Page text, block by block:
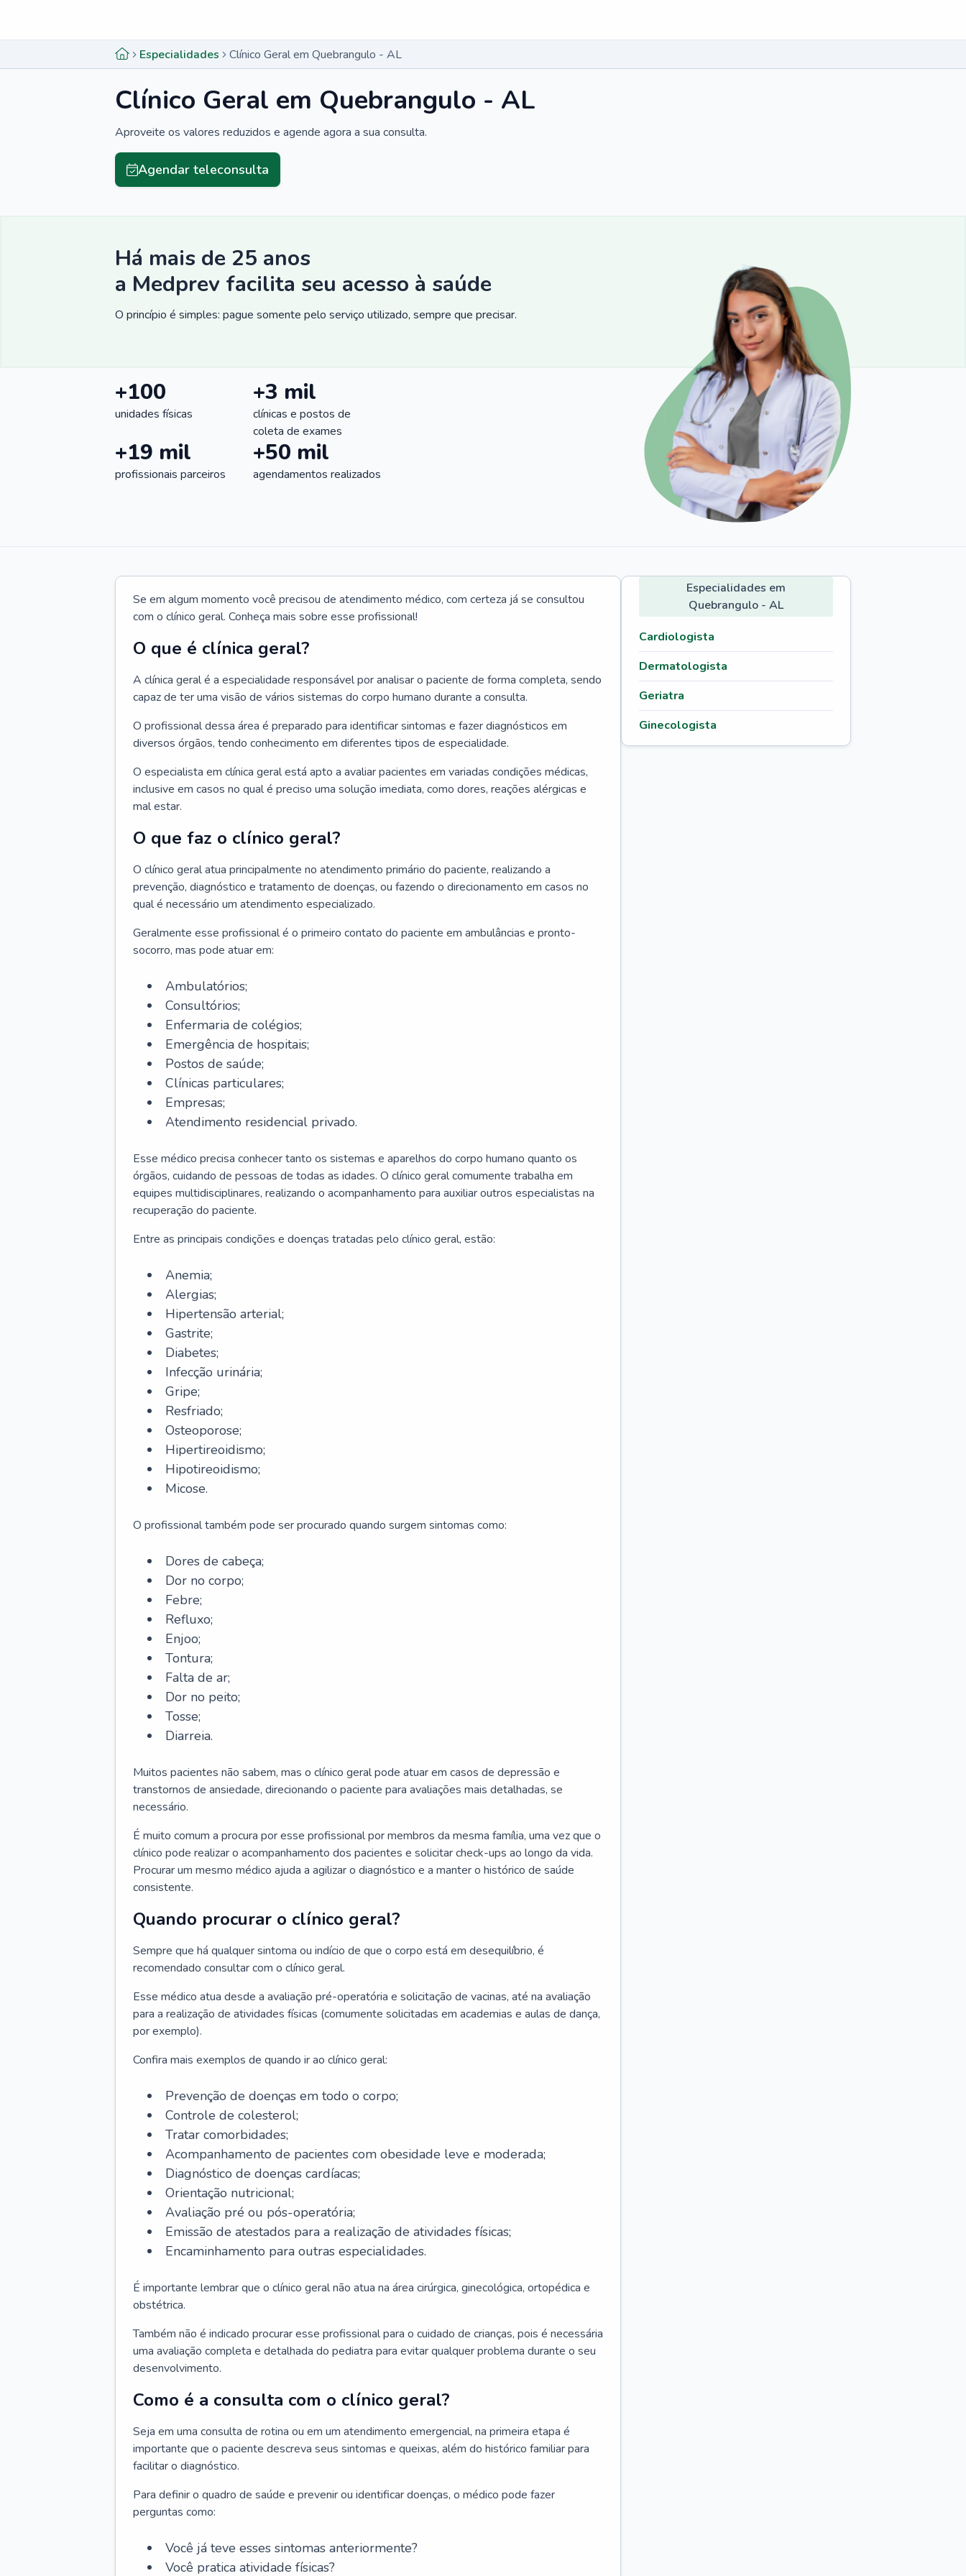
Especialidades Clínico Geral em Quebrangulo - AL
Clínico Geral em Quebrangulo - AL
Aproveite os valores reduzidos e agende agora a sua consulta.
Agendar teleconsulta
Há mais de 25 anos
a Medprev facilita seu acesso à saúde
O princípio é simples: pague somente pelo serviço utilizado, sempre que precisar.
+100
unidades físicas
+3 mil
clínicas e postos de
coleta de exames
+19 mil
profissionais parceiros
+50 mil
agendamentos realizados
Se em algum momento você precisou de atendimento médico, com certeza já se consultou
com o clínico geral. Conheça mais sobre esse profissional!
O que é clínica geral?
A clínica geral é a especialidade responsável por analisar o paciente de forma completa, sendo
capaz de ter uma visão de vários sistemas do corpo humano durante a consulta.
O profissional dessa área é preparado para identificar sintomas e fazer diagnósticos em
diversos órgãos, tendo conhecimento em diferentes tipos de especialidade.
O especialista em clínica geral está apto a avaliar pacientes em variadas condições médicas,
inclusive em casos no qual é preciso uma solução imediata, como dores, reações alérgicas e
mal estar.
O que faz o clínico geral?
O clínico geral atua principalmente no atendimento primário do paciente, realizando a
prevenção, diagnóstico e tratamento de doenças, ou fazendo o direcionamento em casos no
qual é necessário um atendimento especializado.
Geralmente esse profissional é o primeiro contato do paciente em ambulâncias e pronto-
socorro, mas pode atuar em:
Ambulatórios;
Consultórios;
Enfermaria de colégios;
Emergência de hospitais;
Postos de saúde;
Clínicas particulares;
Empresas;
Atendimento residencial privado.
Esse médico precisa conhecer tanto os sistemas e aparelhos do corpo humano quanto os
órgãos, cuidando de pessoas de todas as idades. O clínico geral comumente trabalha em
equipes multidisciplinares, realizando o acompanhamento para auxiliar outros especialistas na
recuperação do paciente.
Entre as principais condições e doenças tratadas pelo clínico geral, estão:
Anemia;
Alergias;
Hipertensão arterial;
Gastrite;
Diabetes;
Infecção urinária;
Gripe;
Resfriado;
Osteoporose;
Hipertireoidismo;
Hipotireoidismo;
Micose.
O profissional também pode ser procurado quando surgem sintomas como:
Dores de cabeça;
Dor no corpo;
Febre;
Refluxo;
Enjoo;
Tontura;
Falta de ar;
Dor no peito;
Tosse;
Diarreia.
Muitos pacientes não sabem, mas o clínico geral pode atuar em casos de depressão e
transtornos de ansiedade, direcionando o paciente para avaliações mais detalhadas, se
necessário.
É muito comum a procura por esse profissional por membros da mesma família, uma vez que o
clínico pode realizar o acompanhamento dos pacientes e solicitar check-ups ao longo da vida.
Procurar um mesmo médico ajuda a agilizar o diagnóstico e a manter o histórico de saúde
consistente.
Quando procurar o clínico geral?
Sempre que há qualquer sintoma ou indício de que o corpo está em desequilíbrio, é
recomendado consultar com o clínico geral.
Esse médico atua desde a avaliação pré-operatória e solicitação de vacinas, até na avaliação
para a realização de atividades físicas (comumente solicitadas em academias e aulas de dança,
por exemplo).
Confira mais exemplos de quando ir ao clínico geral:
Prevenção de doenças em todo o corpo;
Controle de colesterol;
Tratar comorbidades;
Acompanhamento de pacientes com obesidade leve e moderada;
Diagnóstico de doenças cardíacas;
Orientação nutricional;
Avaliação pré ou pós-operatória;
Emissão de atestados para a realização de atividades físicas;
Encaminhamento para outras especialidades.
É importante lembrar que o clínico geral não atua na área cirúrgica, ginecológica, ortopédica e
obstétrica.
Também não é indicado procurar esse profissional para o cuidado de crianças, pois é necessária
uma avaliação completa e detalhada do pediatra para evitar qualquer problema durante o seu
desenvolvimento.
Como é a consulta com o clínico geral?
Seja em uma consulta de rotina ou em um atendimento emergencial, na primeira etapa é
importante que o paciente descreva seus sintomas e queixas, além do histórico familiar para
facilitar o diagnóstico.
Para definir o quadro de saúde e prevenir ou identificar doenças, o médico pode fazer
perguntas como:
Você já teve esses sintomas anteriormente?
Você pratica atividade físicas?
Especialidades em
Quebrangulo - AL
Cardiologista
Dermatologista
Geriatra
Ginecologista